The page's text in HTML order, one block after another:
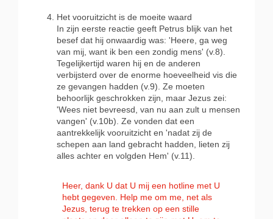
Het vooruitzicht is de moeite waard
In zijn eerste reactie geeft Petrus blijk van het
besef dat hij onwaardig was: 'Heere, ga weg
van mij, want ik ben een zondig mens' (v.8).
Tegelijkertijd waren hij en de anderen
verbijsterd over de enorme hoeveelheid vis die
ze gevangen hadden (v.9). Ze moeten
behoorlijk geschrokken zijn, maar Jezus zei:
'Wees niet bevreesd, van nu aan zult u mensen
vangen' (v.10b). Ze vonden dat een
aantrekkelijk vooruitzicht en 'nadat zij de
schepen aan land gebracht hadden, lieten zij
alles achter en volgden Hem' (v.11).
Heer, dank U dat U mij een hotline met U
hebt gegeven. Help me om me, net als
Jezus, terug te trekken op een stille